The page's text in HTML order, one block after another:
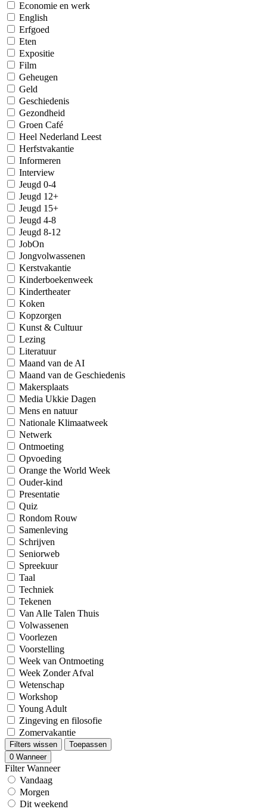
Economie en werk
English
Erfgoed
Eten
Expositie
Film
Geheugen
Geld
Geschiedenis
Gezondheid
Groen Café
Heel Nederland Leest
Herfstvakantie
Informeren
Interview
Jeugd 0-4
Jeugd 12+
Jeugd 15+
Jeugd 4-8
Jeugd 8-12
JobOn
Jongvolwassenen
Kerstvakantie
Kinderboekenweek
Kindertheater
Koken
Kopzorgen
Kunst & Cultuur
Lezing
Literatuur
Maand van de AI
Maand van de Geschiedenis
Makersplaats
Media Ukkie Dagen
Mens en natuur
Nationale Klimaatweek
Netwerk
Ontmoeting
Opvoeding
Orange the World Week
Ouder-kind
Presentatie
Quiz
Rondom Rouw
Samenleving
Schrijven
Seniorweb
Spreekuur
Taal
Techniek
Tekenen
Van Alle Talen Thuis
Volwassenen
Voorlezen
Voorstelling
Week van Ontmoeting
Week Zonder Afval
Wetenschap
Workshop
Young Adult
Zingeving en filosofie
Zomervakantie
Filters wissen
Toepassen
0 Wanneer
Filter Wanneer
Vandaag
Morgen
Dit weekend